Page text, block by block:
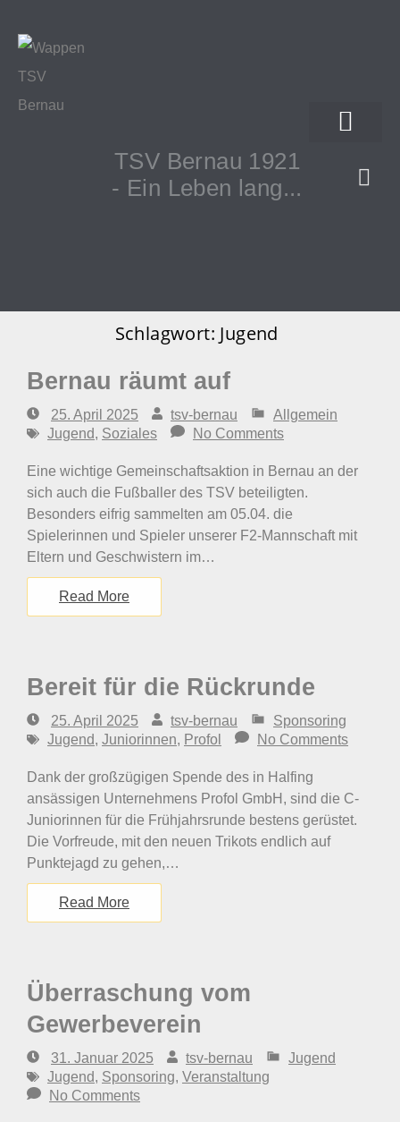
TSV Bernau 1921
- Ein Leben lang...
Schlagwort: Jugend
Bernau räumt auf
25. April 2025 tsv-bernau
Allgemein
Jugend, Soziales No Comments
Eine wichtige Gemeinschaftsaktion in Bernau an der
sich auch die Fußballer des TSV beteiligten.
Besonders eifrig sammelten am 05.04. die
Spielerinnen und Spieler unserer F2-Mannschaft mit
Eltern und Geschwistern im…
Read More
Bereit für die Rückrunde
25. April 2025 tsv-bernau
Sponsoring
Jugend, Juniorinnen, Profol No Comments
Dank der großzügigen Spende des in Halfing
ansässigen Unternehmens Profol GmbH, sind die C-
Juniorinnen für die Frühjahrsrunde bestens gerüstet.
Die Vorfreude, mit den neuen Trikots endlich auf
Punktejagd zu gehen,…
Read More
Überraschung vom
Gewerbeverein
31. Januar 2025 tsv-bernau
Jugend
Jugend, Sponsoring, Veranstaltung
No Comments